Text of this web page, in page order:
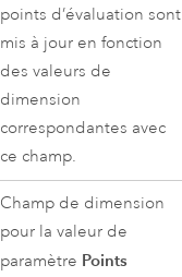
points d’évaluation sont
mis à jour en fonction
des valeurs de
dimension
correspondantes avec
ce champ.
Champ de dimension
pour la valeur de
paramètre Points